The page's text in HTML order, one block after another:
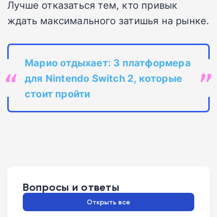
Лучше отказаться тем, кто привык
ждать максимального затишья на рынке.
Марио отдыхает: 3 платформера
для Nintendo Switch 2, которые
стоит пройти
Вопросы и ответы
Открыть все